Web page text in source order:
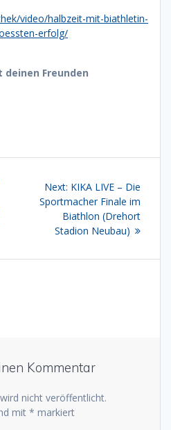
video/halbzeit-mit-biathletin-
erfolg/
Freunden
Next: Next
post:
KIKA LIVE – Die
Sportmacher Finale im
Biathlon (Drehort
Stadion Neubau)
Kommentar
nicht veröffentlicht.
mit * markiert